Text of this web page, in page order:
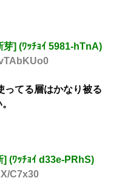
] (ﾜｯﾁｮｲ 5981-hTnA)
ってる層はかなり被る
(ﾜｯﾁｮｲ d33e-PRhS)
C7x30